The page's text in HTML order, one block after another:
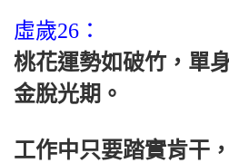
虛歲26：
桃花運勢如破竹，單
金脫光期。
工作中只要踏實肯干